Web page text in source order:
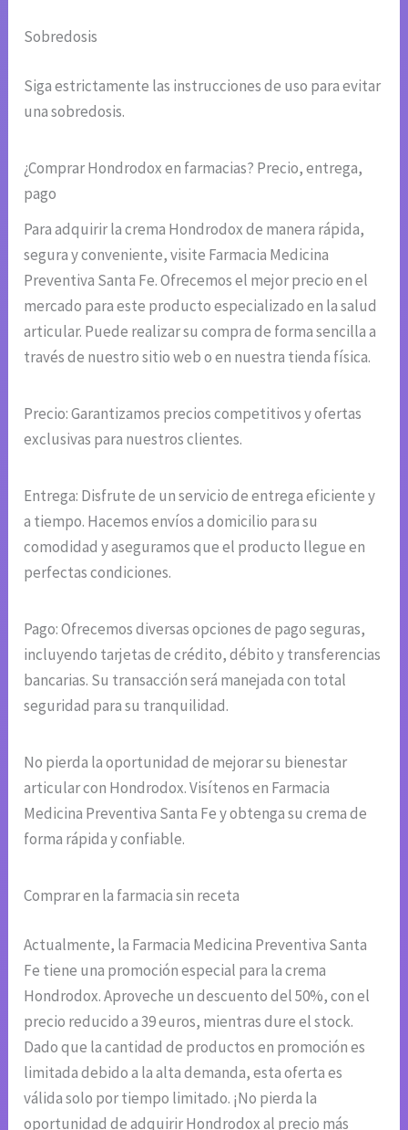
Sobredosis
Siga estrictamente las instrucciones de uso para evitar
una sobredosis.
¿Comprar Hondrodox en farmacias? Precio, entrega,
pago
Para adquirir la crema Hondrodox de manera rápida,
segura y conveniente, visite Farmacia Medicina
Preventiva Santa Fe. Ofrecemos el mejor precio en el
mercado para este producto especializado en la salud
articular. Puede realizar su compra de forma sencilla a
través de nuestro sitio web o en nuestra tienda física.
Precio: Garantizamos precios competitivos y ofertas
exclusivas para nuestros clientes.
Entrega: Disfrute de un servicio de entrega eficiente y
a tiempo. Hacemos envíos a domicilio para su
comodidad y aseguramos que el producto llegue en
perfectas condiciones.
Pago: Ofrecemos diversas opciones de pago seguras,
incluyendo tarjetas de crédito, débito y transferencias
bancarias. Su transacción será manejada con total
seguridad para su tranquilidad.
No pierda la oportunidad de mejorar su bienestar
articular con Hondrodox. Visítenos en Farmacia
Medicina Preventiva Santa Fe y obtenga su crema de
forma rápida y confiable.
Comprar en la farmacia sin receta
Actualmente, la Farmacia Medicina Preventiva Santa
Fe tiene una promoción especial para la crema
Hondrodox. Aproveche un descuento del 50%, con el
precio reducido a 39 euros, mientras dure el stock.
Dado que la cantidad de productos en promoción es
limitada debido a la alta demanda, esta oferta es
válida solo por tiempo limitado. ¡No pierda la
oportunidad de adquirir Hondrodox al precio más